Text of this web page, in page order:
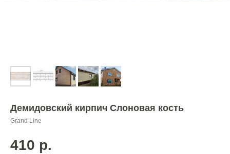
Демидовский кирпич Слоновая кость
Grand Line
410 р.